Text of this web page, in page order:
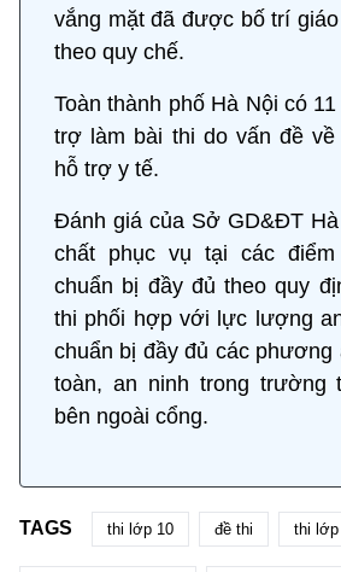
vắng mặt đã được bố trí
theo quy chế.
Toàn thành phố Hà Nội có
trợ làm bài thi do vấn đề
hỗ trợ y tế.
Đánh giá của Sở GD&ĐT
chất phục vụ tại các
chuẩn bị đầy đủ theo quy
thi phối hợp với lực lượng
chuẩn bị đầy đủ các phương
toàn, an ninh trong trường
bên ngoài cổng.
TAGS thi lớp 10 đề thi thi lớp